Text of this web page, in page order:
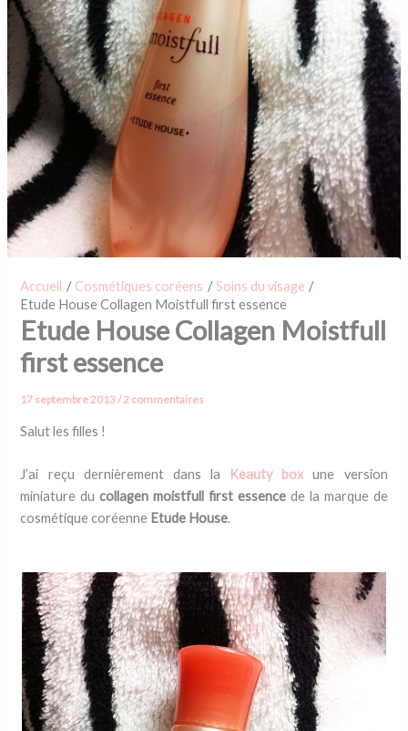
Accueil Cosmétiques coréens
Soins du visage
Etude House Collagen Moistfull first essence
Etude House Collagen Moistfull
first essence
17 septembre 2013/2 commentaires
Salut les filles !
J’ai reçu dernièrement dans la Keauty boxune version
miniature ducollagen moistfull first essencede la marque de
cosmétique coréenne Etude House.